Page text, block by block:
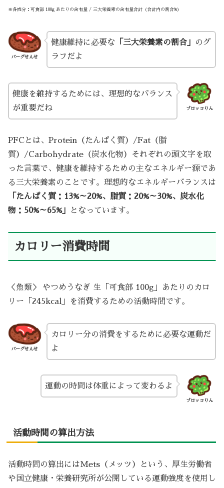
※各成分：可食部 100g あたりの含有量 / 三大栄養素の含有量合計（合計内の割合%）
バーグせんせ
健康維持に必要な 「三大栄養素の割合」
のグ
ラフだよ
ブロッコりん
健康を維持するためには、理想的なバランス
が重要だね
PFCとは、Protein（たんぱく質）/Fat（脂
質）/Carbohydrate（炭水化物）それぞれの頭文字を取
った言葉で、健康を維持するための主なエネルギー源であ
る三大栄養素のことです。理想的なエネルギーバランスは
「たんぱく質：13%～20%、脂質：20%～30%、炭水化
物：50%～65%」
となっています。
カロリー消費時間
＜魚類＞ やつめうなぎ 生「可食部 100g」あたりのカロ
リー「245kcal」を消費するための活動時間です。
バーグせんせ
カロリー分の消費をするために必要な運動だ
よ
ブロッコりん
運動の時間は体重によって変わるよ
活動時間の算出方法
活動時間の算出にはMets（メッツ）という、厚生労働省
や国立健康・栄養研究所が公開している運動強度を使用し